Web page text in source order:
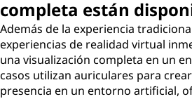
completa están
Además de la experiencia
experiencias de realidad virtual
una visualización completa en un
casos utilizan auriculares para
presencia en un entorno artificial,